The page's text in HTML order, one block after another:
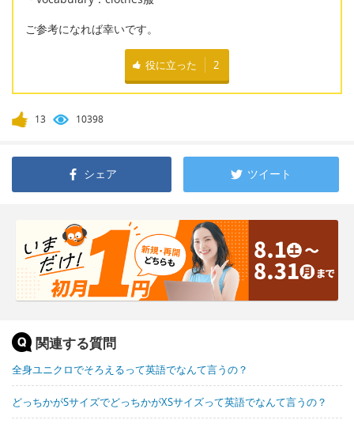
ご参考になれば幸いです。
役に立った 2
13 10398
シェア ツイート
関連する質問
全身ユニクロでそろえるって英語でなんて言うの？
どっちかがSサイズでどっちかがXSサイズって英語でなんて言うの？